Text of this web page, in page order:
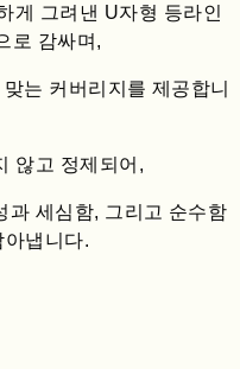
게 그려낸 U자형 등라인
로 감싸며,
는 커버리지를 제공합니
않고 정제되어,
세심함, 그리고 순수함
냅니다.